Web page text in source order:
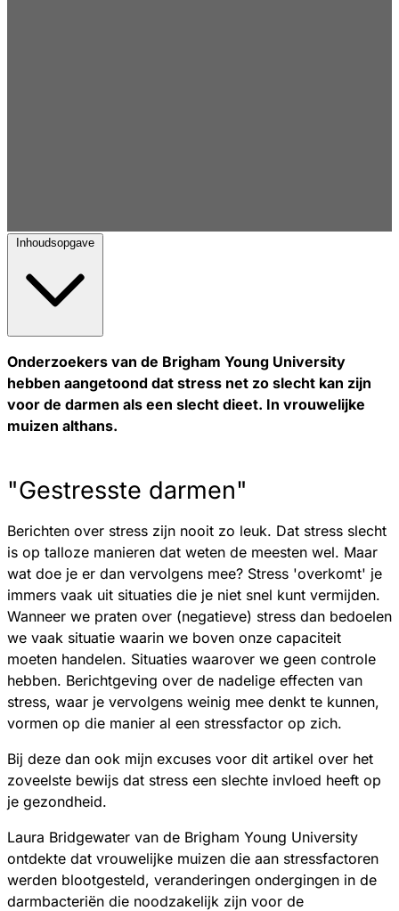
Inhoudsopgave
Onderzoekers van de Brigham Young University
hebben aangetoond dat stress net zo slecht kan zijn
voor de darmen als een slecht dieet. In vrouwelijke
muizen althans.
"Gestresste darmen"
Berichten over stress zijn nooit zo leuk. Dat stress slecht
is op talloze manieren dat weten de meesten wel. Maar
wat doe je er dan vervolgens mee? Stress 'overkomt' je
immers vaak uit situaties die je niet snel kunt vermijden.
Wanneer we praten over (negatieve) stress dan bedoelen
we vaak situatie waarin we boven onze capaciteit
moeten handelen. Situaties waarover we geen controle
hebben. Berichtgeving over de nadelige effecten van
stress, waar je vervolgens weinig mee denkt te kunnen,
vormen op die manier al een stressfactor op zich.
Bij deze dan ook mijn excuses voor dit artikel over het
zoveelste bewijs dat stress een slechte invloed heeft op
je gezondheid.
Laura Bridgewater van de Brigham Young University
ontdekte dat vrouwelijke muizen die aan stressfactoren
werden blootgesteld, veranderingen ondergingen in de
darmbacteriën die noodzakelijk zijn voor de